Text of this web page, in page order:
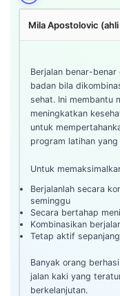
Mila Apostolovic
Berjalan benar-
badan bila
sehat. Ini membantu
meningkatkan
untuk
program latihan yang
Untuk
Berjalanlah secara
seminggu
Secara bertahap
Kombinasikan
Tetap aktif
Banyak orang
jalan kaki yang
berkelanjutan.